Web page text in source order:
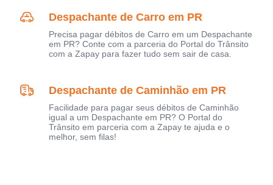
Despachante de Carro em PR
Precisa pagar débitos de Carro em um Despachante
em PR? Conte com a parceria do Portal do Trânsito
com a Zapay para fazer tudo sem sair de casa.
Despachante de Caminhão em PR
Facilidade para pagar seus débitos de Caminhão
igual a um Despachante em PR? O Portal do
Trânsito em parceria com a Zapay te ajuda e o
melhor, sem filas!